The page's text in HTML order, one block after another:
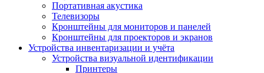
Портативная акустика
Телевизоры
Кронштейны для мониторов и панелей
Кронштейны для проекторов и экранов
Устройства инвентаризации и учёта
Устройства визуальной идентификации
Принтеры